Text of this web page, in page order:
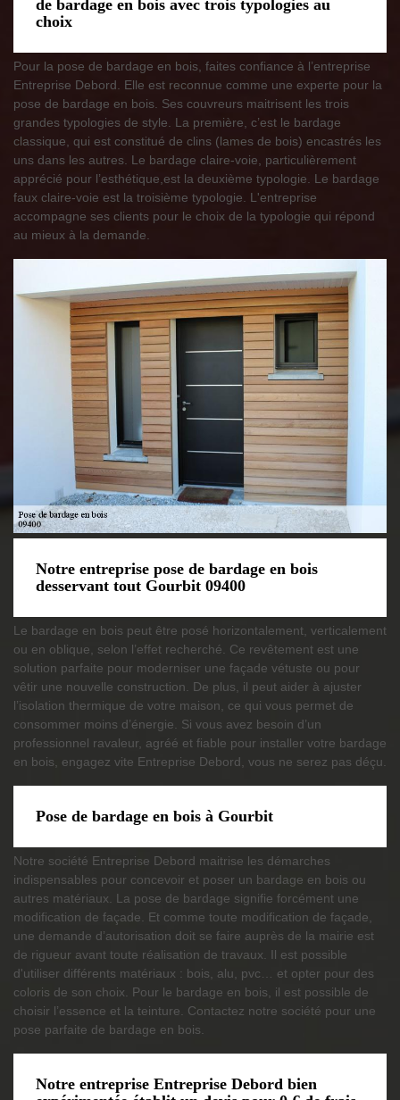
de bardage en bois avec trois typologies au
choix
Pour la pose de bardage en bois, faites confiance à l’entreprise
Entreprise Debord. Elle est reconnue comme une experte pour la
pose de bardage en bois. Ses couvreurs maitrisent les trois
grandes typologies de style. La première, c’est le bardage
classique, qui est constitué de clins (lames de bois) encastrés les
uns dans les autres. Le bardage claire-voie, particulièrement
apprécié pour l’esthétique,est la deuxième typologie. Le bardage
faux claire-voie est la troisième typologie. L'entreprise
accompagne ses clients pour le choix de la typologie qui répond
au mieux à la demande.
Notre entreprise pose de bardage en bois
desservant tout Gourbit 09400
Le bardage en bois peut être posé horizontalement, verticalement
ou en oblique, selon l’effet recherché. Ce revêtement est une
solution parfaite pour moderniser une façade vétuste ou pour
vêtir une nouvelle construction. De plus, il peut aider à ajuster
l’isolation thermique de votre maison, ce qui vous permet de
consommer moins d’énergie. Si vous avez besoin d’un
professionnel ravaleur, agréé et fiable pour installer votre bardage
en bois, engagez vite Entreprise Debord, vous ne serez pas déçu.
Pose de bardage en bois à Gourbit
Notre société Entreprise Debord maitrise les démarches
indispensables pour concevoir et poser un bardage en bois ou
autres matériaux. La pose de bardage signifie forcément une
modification de façade. Et comme toute modification de façade,
une demande d’autorisation doit se faire auprès de la mairie est
de rigueur avant toute réalisation de travaux. Il est possible
d'utiliser différents matériaux : bois, alu, pvc… et opter pour des
coloris de son choix. Pour le bardage en bois, il est possible de
choisir l’essence et la teinture. Contactez notre société pour une
pose parfaite de bardage en bois.
Notre entreprise Entreprise Debord bien